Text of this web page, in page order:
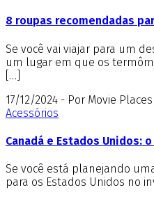
8 roupas recomendadas
Se você vai viajar para um
um lugar em que os
[…]
17/12/2024 - Por Movie Places
Acessórios
Canadá e Estados Unidos:
Se você está planejando
para os Estados Unidos no